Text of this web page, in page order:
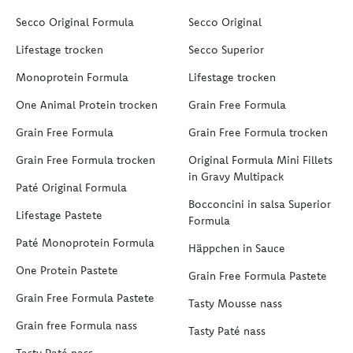
Secco Original Formula
Lifestage trocken
Monoprotein Formula
One Animal Protein trocken
Grain Free Formula
Grain Free Formula trocken
Paté Original Formula
Lifestage Pastete
Paté Monoprotein Formula
One Protein Pastete
Grain Free Formula Pastete
Grain free Formula nass
Secco Original
Secco Superior
Lifestage trocken
Grain Free Formula
Grain Free Formula trocken
Original Formula Mini Fillets
in Gravy Multipack
Bocconcini in salsa Superior
Formula
Häppchen in Sauce
Grain Free Formula Pastete
Tasty Mousse nass
Tasty Paté nass